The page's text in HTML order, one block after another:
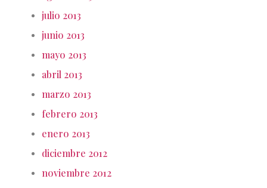
julio 2013
junio 2013
mayo 2013
abril 2013
marzo 2013
febrero 2013
enero 2013
diciembre 2012
noviembre 2012